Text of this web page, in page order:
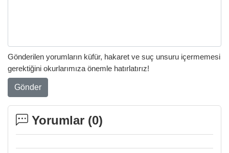
Gönderilen yorumların küfür, hakaret ve suç unsuru içermemesi
gerektiğini okurlarımıza önemle hatırlatırız!
Gönder
Yorumlar (0)